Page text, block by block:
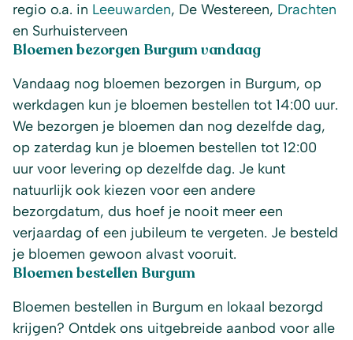
regio o.a. in Leeuwarden, De Westereen, Drachten
en Surhuisterveen
Bloemen bezorgen Burgum vandaag
Vandaag nog bloemen bezorgen in Burgum, op
werkdagen kun je bloemen bestellen tot 14:00 uur.
We bezorgen je bloemen dan nog dezelfde dag,
op zaterdag kun je bloemen bestellen tot 12:00
uur voor levering op dezelfde dag. Je kunt
natuurlijk ook kiezen voor een andere
bezorgdatum, dus hoef je nooit meer een
verjaardag of een jubileum te vergeten. Je besteld
je bloemen gewoon alvast vooruit.
Bloemen bestellen Burgum
Bloemen bestellen in Burgum en lokaal bezorgd
krijgen? Ontdek ons uitgebreide aanbod voor alle